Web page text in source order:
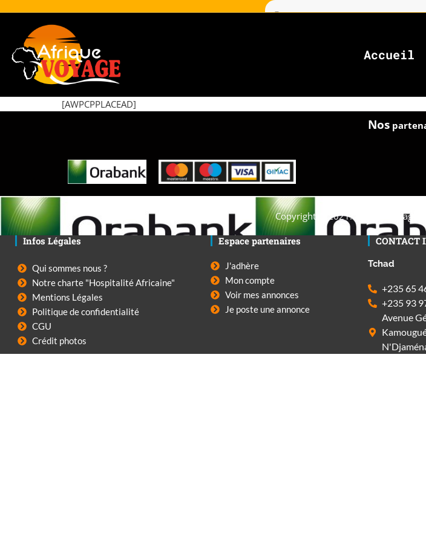
Accueil
[AWPCPPLACEAD]
Nos
Copyright © 2021. Afrique-voyage-
Infos Légales
Qui sommes nous ?
Notre charte "Hospitalité Africaine"
Mentions Légales
Politique de confidentialité
CGU
Crédit photos
Espace partenaires
J'adhère
Mon compte
Voir mes annonces
Je poste une annonce
CONTACT
Tchad
+235 65
+235 93
Avenue